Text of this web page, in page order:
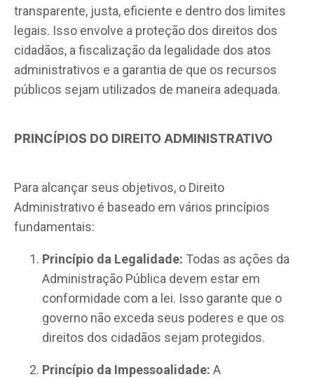
transparente, justa, eficiente e dentro dos limites
legais. Isso envolve a proteção dos direitos dos
cidadãos, a fiscalização da legalidade dos atos
administrativos e a garantia de que os recursos
públicos sejam utilizados de maneira adequada.
PRINCÍPIOS DO DIREITO ADMINISTRATIVO
Para alcançar seus objetivos, o Direito
Administrativo é baseado em vários princípios
fundamentais:
Princípio da Legalidade: Todas as ações da
Administração Pública devem estar em
conformidade com a lei. Isso garante que o
governo não exceda seus poderes e que os
direitos dos cidadãos sejam protegidos.
Princípio da Impessoalidade: A